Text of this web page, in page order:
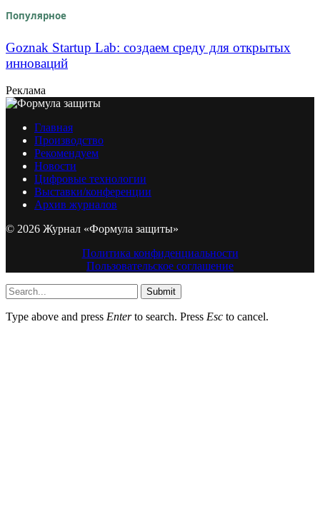
Популярное
Goznak Startup Lab: создаем среду для открытых
инноваций
Реклама
Главная
Производство
Рекомендуем
Новости
Цифровые технологии
Выставки/конференции
Архив журналов
© 2026 Журнал «Формула защиты»
Политика конфиденциальности
Пользовательское соглашение
Submit
Type above and press Enterto search. Press Esc to cancel.